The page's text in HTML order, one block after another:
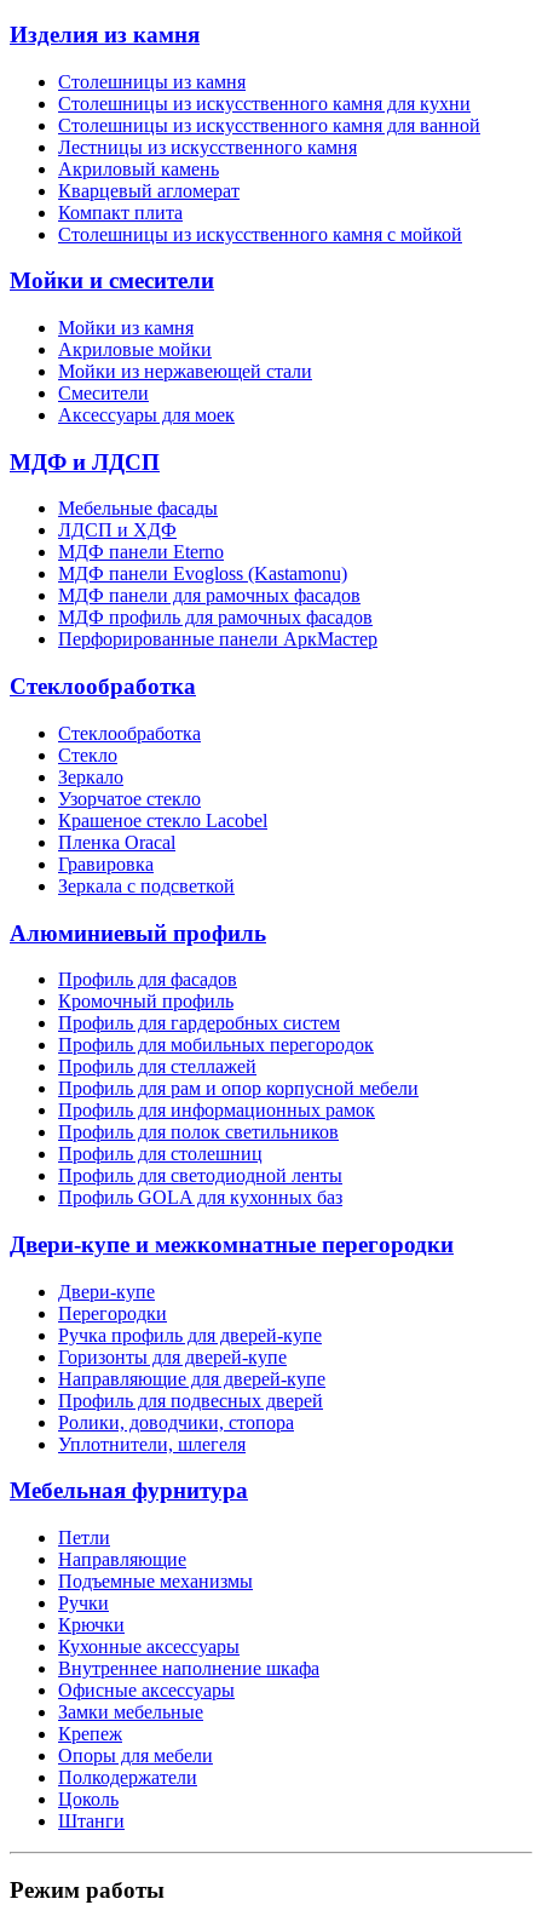
Изделия из камня
Столешницы из камня
Cтолешницы из искусственного камня для кухни
Cтолешницы из искусственного камня для ванной
Лестницы из искусственного камня
Акриловый камень
Кварцевый агломерат
Компакт плита
Столешницы из искусственного камня с мойкой
Мойки и смесители
Мойки из камня
Акриловые мойки
Мойки из нержавеющей стали
Смесители
Аксессуары для моек
МДФ и ЛДСП
Мебельные фасады
ЛДСП и ХДФ
МДФ панели Eterno
МДФ панели Evogloss (Kastamonu)
МДФ панели для рамочных фасадов
МДФ профиль для рамочных фасадов
Перфорированные панели АркМастер
Стеклообработка
Стеклообработка
Стекло
Зеркало
Узорчатое стекло
Крашеное стекло Lacobel
Пленка Oracal
Гравировка
Зеркала с подсветкой
Алюминиевый профиль
Профиль для фасадов
Кромочный профиль
Профиль для гардеробных систем
Профиль для мобильных перегородок
Профиль для стеллажей
Профиль для рам и опор корпусной мебели
Профиль для информационных рамок
Профиль для полок светильников
Профиль для столешниц
Профиль для светодиодной ленты
Профиль GOLA для кухонных баз
Двери-купе и межкомнатные перегородки
Двери-купе
Перегородки
Ручка профиль для дверей-купе
Горизонты для дверей-купе
Направляющие для дверей-купе
Профиль для подвесных дверей
Ролики, доводчики, стопора
Уплотнители, шлегеля
Мебельная фурнитура
Петли
Направляющие
Подъемные механизмы
Ручки
Крючки
Кухонные аксессуары
Внутреннее наполнение шкафа
Офисные аксессуары
Замки мебельные
Крепеж
Опоры для мебели
Полкодержатели
Цоколь
Штанги
Режим работы